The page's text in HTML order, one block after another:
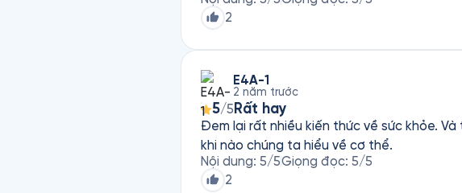
2
E4A-1
2 năm trước
5/5 Rất hay
Đem lại rất nhiều kiến thức về sức khỏe.
khi nào chúng ta hiểu về cơ thể.
Nội dung: 5/5Giọng đọc: 5/5
2